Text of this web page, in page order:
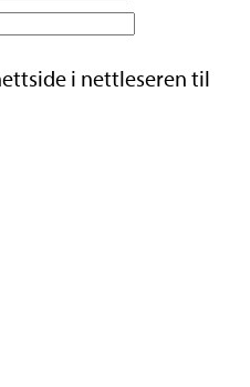
i nettleseren til